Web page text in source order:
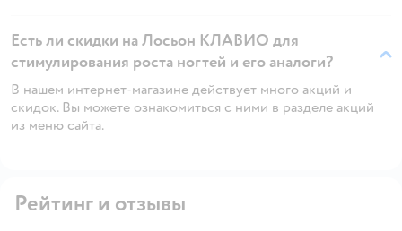
Есть ли скидки на Лосьон КЛАВИО для
стимулирования роста ногтей и его аналоги?
В нашем интернет-магазине действует много акций и
скидок. Вы можете ознакомиться с ними в разделе акций
из меню сайта.
Рейтинг и отзывы